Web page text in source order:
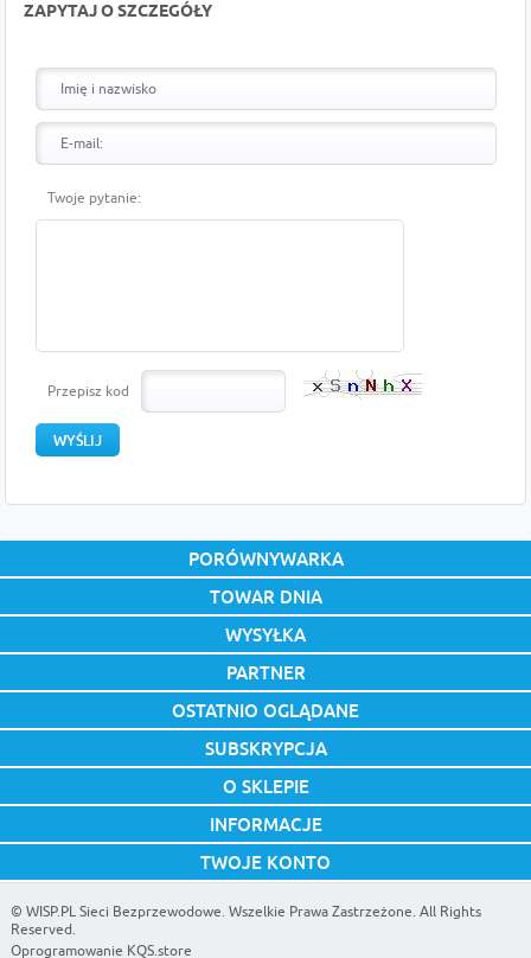
ZAPYTAJ O SZCZEGÓŁY
Twoje pytanie:
Przepisz kod
PORÓWNYWARKA
TOWAR DNIA
WYSYŁKA
PARTNER
OSTATNIO OGLĄDANE
SUBSKRYPCJA
O SKLEPIE
INFORMACJE
TWOJE KONTO
© WISP.PL Sieci Bezprzewodowe. Wszelkie Prawa Zastrzeżone. All Rights
Reserved.
Oprogramowanie KQS.store